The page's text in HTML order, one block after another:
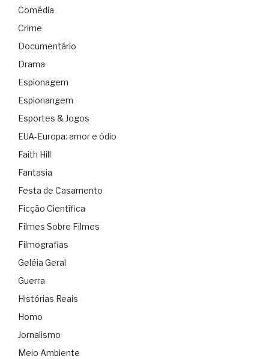
Comédia
Crime
Documentário
Drama
Espionagem
Espionangem
Esportes & Jogos
EUA-Europa: amor e ódio
Faith Hill
Fantasia
Festa de Casamento
Ficção Científica
Filmes Sobre Filmes
Filmografias
Geléia Geral
Guerra
Histórias Reais
Homo
Jornalismo
Meio Ambiente